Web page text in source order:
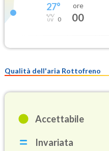
27°
0
ore
00
Qualità dell'aria Rottofreno
Accettabile
Invariata